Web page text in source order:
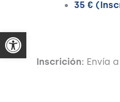
35 €
Inscrición: Envía